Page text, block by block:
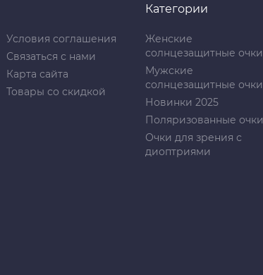
Условия соглашения
Связаться с нами
Карта сайта
Товары со скидкой
Категории
Женские
солнцезащитные очки
Мужские
солнцезащитные очки
Новинки 2025
Поляризованные очки
Очки для зрения с
диоптриями